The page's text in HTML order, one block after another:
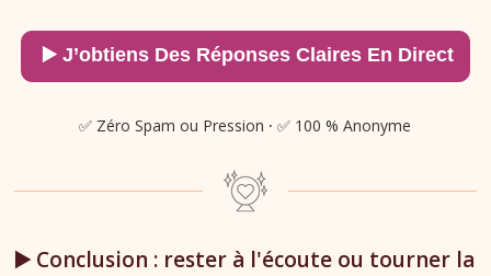
✅ Zéro Spam ou Pression ·✅ 100 % Anonyme
▶️ Conclusion : rester à l'écoute ou tourner la